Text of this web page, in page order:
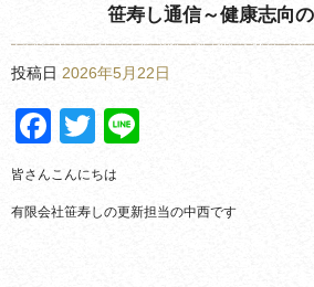
笹寿し通信～健康志向
投稿日 2026年5月22日
Facebook
Twitter
皆さんこんにちは
有限会社笹寿しの更新担当の中西です